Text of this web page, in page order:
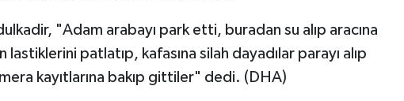
"Adam arabayı park etti, buradan su alıp aracına
patlatıp, kafasına silah dayadılar parayı alıp
kayıtlarına bakıp gittiler" dedi. (DHA)